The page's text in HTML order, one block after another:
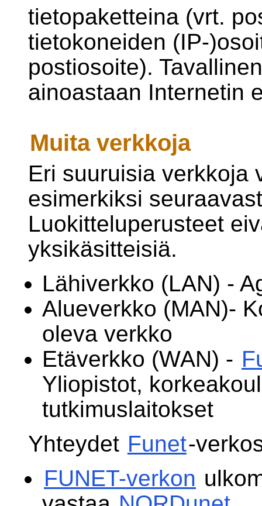
tietopaketteina (vrt.
tietokoneiden (IP-
postiosoite).
ainoastaan Internetin
Muita verkkoja
Eri suuruisia verkkoja
esimerkiksi
Luokitteluperusteet
yksikäsitteisiä.
Lähiverkko (LAN) -
Alueverkko (MAN)-
oleva verkko
Etäverkko (WAN) -
Yliopistot,
tutkimuslaitokset
Yhteydet Funet-
FUNET-verkon